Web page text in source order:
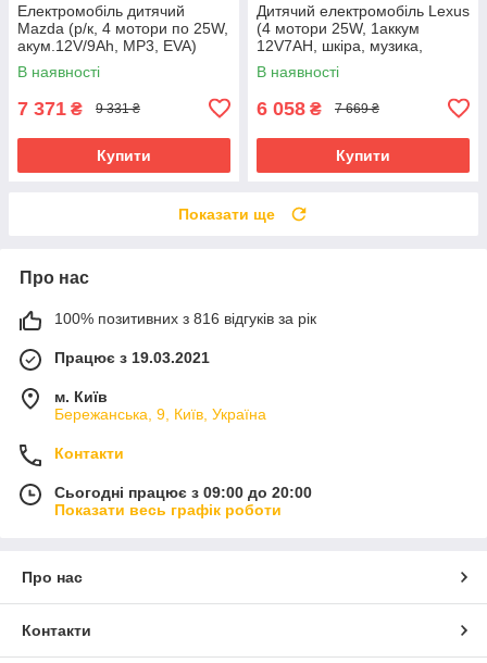
Електромобіль дитячий
Mazda (р/к, 4 мотори по 25W,
акум.12V/9Ah, MP3, EVA)
Bambi M 5846EBLR-1 Білий
В наявності
7 371 ₴ 9 331 ₴
Купити
Дитячий електромобіль Lexus
(4 мотори 25W, 1аккум
12V7AH, шкіра, музика,
світло, EVA) M 4824EBLR-1
В наявності
6 058 ₴ 7 669 ₴
Купити
Показати ще
Про нас
100% позитивних з 816 відгуків за рік
Працює з 19.03.2021
м. Київ
Бережанська, 9, Київ, Україна
Контакти
Сьогодні працює з 09:00 до 20:00
Показати весь графік роботи
Про нас
Контакти